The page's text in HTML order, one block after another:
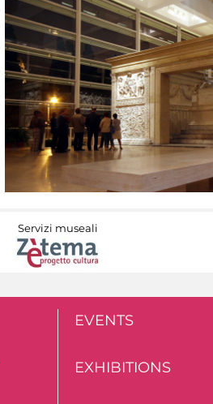
Servizi museali
EVENTS
EXHIBITIONS